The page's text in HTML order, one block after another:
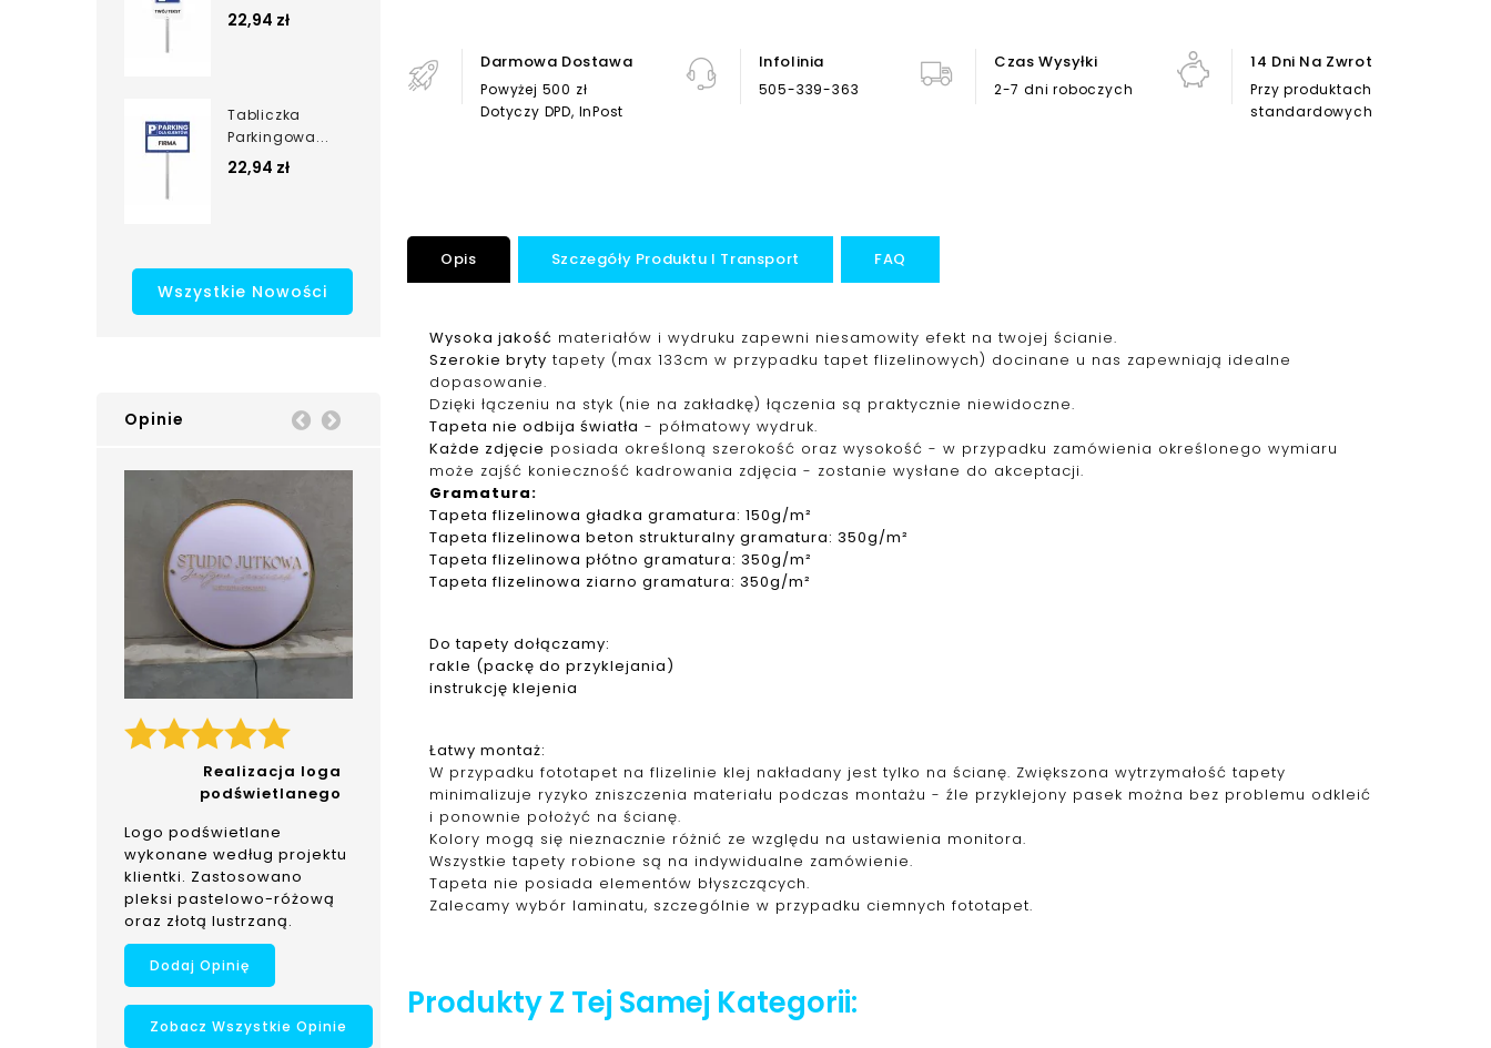
22,94 zł
Tabliczka
Parkingowa...
22,94 zł
Wszystkie Nowości
Opinie
Realizacja loga
podświetlanego
Logo podświetlane
wykonane według projektu
klientki. Zastosowano
pleksi pastelowo-różową
oraz złotą lustrzaną.
Prev
Dodaj Opinię
Zobacz Wszystkie Opinie
Darmowa Dostawa
Powyżej 500 zł
Dotyczy DPD, InPost
Infolinia
505-339-363
Czas Wysyłki
2-7 dni roboczych
14 Dni Na Zwrot
Przy produktach
standardowych
Opis Szczegóły Produktu I Transport FAQ
Wysoka jakość materiałów i wydruku zapewni niesamowity efekt na twojej ścianie.
Szerokie bryty tapety (max 133cm w przypadku tapet flizelinowych) docinane u nas zapewniają idealne
dopasowanie.
Dzięki łączeniu na styk (nie na zakładkę) łączenia są praktycznie niewidoczne.
Tapeta nie odbija światła - półmatowy wydruk.
Każde zdjęcie posiada określoną szerokość oraz wysokość - w przypadku zamówienia określonego wymiaru
może zajść konieczność kadrowania zdjęcia - zostanie wysłane do akceptacji.
Gramatura:
Tapetaflizelinowa gładka gramatura: 150g/m²
Tapetaflizelinowa beton strukturalny gramatura: 350g/m²
Tapetaflizelinowa płótno gramatura: 350g/m²
Tapetaflizelinowa ziarno gramatura: 350g/m²
Do tapety dołączamy:
rakle (packę do przyklejania)
instrukcję klejenia
Łatwy montaż:
W przypadku fototapet na flizelinie klej nakładany jest tylko na ścianę. Zwiększona wytrzymałość tapety
minimalizuje ryzyko zniszczenia materiału podczas montażu - źle przyklejony pasek można bez problemu odkleić
i ponownie położyć na ścianę.
Kolory mogą się nieznacznie różnić ze względu na ustawienia monitora.
Wszystkie tapety robione są na indywidualne zamówienie.
Tapeta nie posiada elementów błyszczących.
Zalecamy wybór laminatu, szczególnie w przypadku ciemnych fototapet.
Produkty Z Tej Samej Kategorii: